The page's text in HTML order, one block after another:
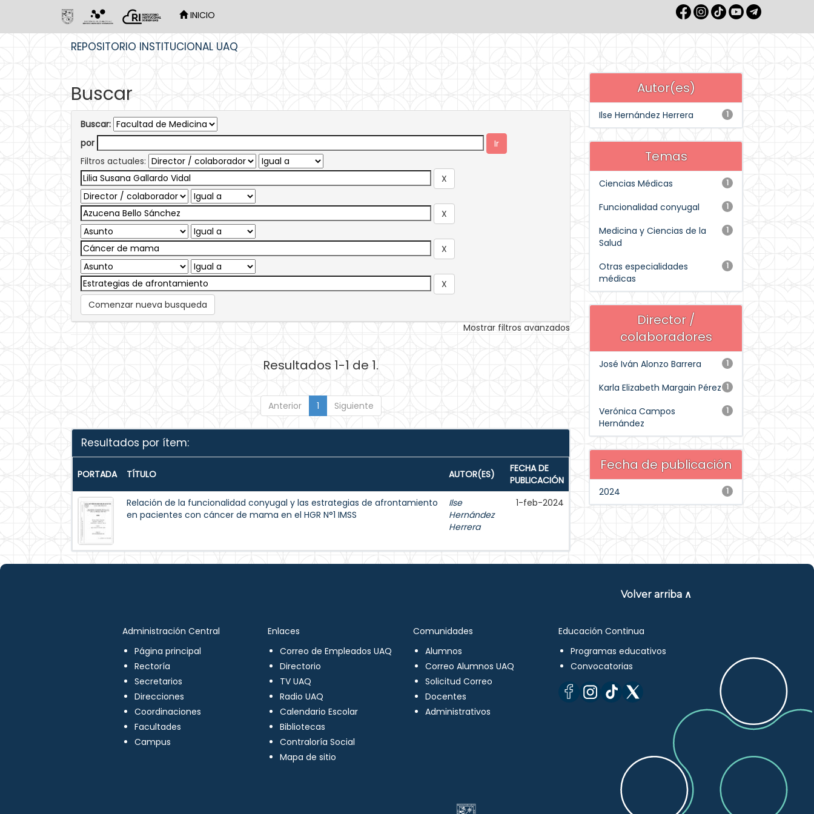
INICIO
REPOSITORIO INSTITUCIONAL UAQ
Buscar
Buscar:
por
Filtros actuales:
Comenzar nueva busqueda
Mostrar filtros avanzados
Resultados 1-1 de 1.
Anterior 1 Siguiente
Resultados por ítem:
PORTADA TÍTULO AUTOR(ES)
FECHA DE
PUBLICACIÓN
Relación de la funcionalidad conyugal y las estrategias de afrontamiento
en pacientes con cáncer de mama en el HGR N°1 IMSS
Ilse
Hernández
Herrera
1-feb-2024
Autor(es)
1
Ilse Hernández Herrera
Temas
1
Ciencias Médicas
1
Funcionalidad conyugal
1
Medicina y Ciencias de la
Salud
1
Otras especialidades
médicas
Director /
colaboradores
1
José Iván Alonzo Barrera
1
Karla Elizabeth Margain Pérez
1
Verónica Campos
Hernández
Fecha de publicación
1
2024
Volver arriba ∧
Administración Central
Página principal
Rectoría
Secretarios
Direcciones
Coordinaciones
Facultades
Campus
Enlaces
Correo de Empleados UAQ
Directorio
TV UAQ
Radio UAQ
Calendario Escolar
Bibliotecas
Contraloría Social
Mapa de sitio
Comunidades
Alumnos
Correo Alumnos UAQ
Solicitud Correo
Docentes
Administrativos
Educación Continua
Programas educativos
Convocatorias